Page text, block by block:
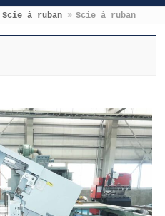
Scie à ruban » Scie à ruban